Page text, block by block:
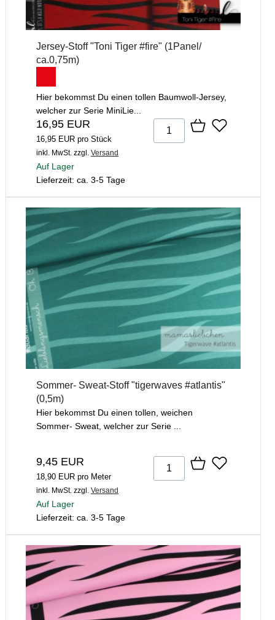
Jersey-Stoff "Toni Tiger #fire" (1Panel/
ca.0,75m)
Hier bekommst Du einen tollen Baumwoll-Jersey,
welcher zur Serie MiniLie...
16,95 EUR
16,95 EUR pro Stück
inkl. MwSt. zzgl. Versand
Auf Lager
Lieferzeit: ca. 3-5 Tage
Sommer- Sweat-Stoff "tigerwaves #atlantis"
(0,5m)
Hier bekommst Du einen tollen, weichen
Sommer- Sweat, welcher zur Serie ...
9,45 EUR
18,90 EUR pro Meter
inkl. MwSt. zzgl. Versand
Auf Lager
Lieferzeit: ca. 3-5 Tage